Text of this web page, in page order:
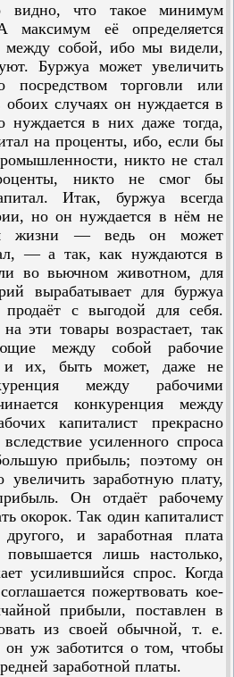
видно, что такое минимум
максимум её определяется
между собой, ибо мы видели,
Буржуа может увеличить
посредством торговли или
случаях он нуждается в
нуждается в них даже тогда,
на проценты, ибо, если бы
никто не стал
никто не смог бы
Итак, буржуа всегда
но он нуждается в нём не
жизни — ведь он может
— а так, как нуждаются в
во вьючном животном, для
вырабатывает для буржуа
с выгодой для себя.
эти товары возрастает, так
между собой рабочие
и их, быть может, даже не
между рабочими
конкуренция между
капиталист прекрасно
усиленного спроса
прибыль; поэтому он
увеличить заработную плату,
Он отдаёт рабочему
окорок. Так один капиталист
и заработная плата
лишь настолько,
усилившийся спрос. Когда
пожертвовать кое-
прибыли, поставлен в
из своей обычной, т. е.
уж заботится о том, чтобы
заработной платы.